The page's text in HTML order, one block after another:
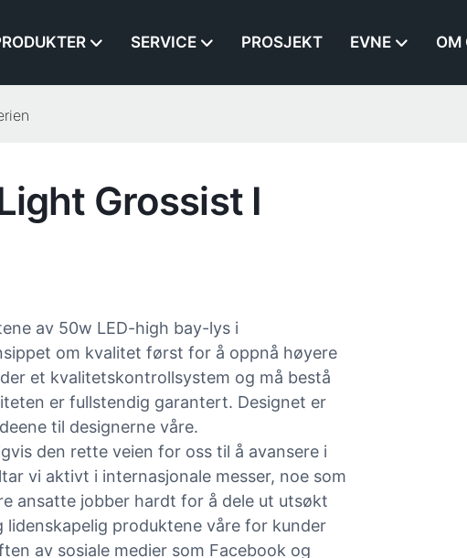
SERVICE PROSJEKT EVNE OM
Grossist I
av 50w LED-high bay-lys i
om kvalitet først for å oppnå høyere
et kvalitetskontrollsystem og må bestå
er fullstendig garantert. Designet er
til designerne våre.
den rette veien for oss til å avansere i
vi aktivt i internasjonale messer, noe som
ansatte jobber hardt for å dele ut utsøkt
produktene våre for kunder
av sosiale medier som Facebook og